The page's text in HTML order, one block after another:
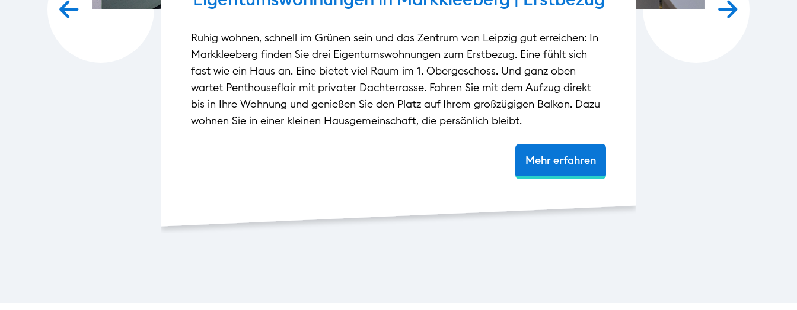
Ruhig wohnen, schnell im Grünen sein und das Zentrum von Leipzig gut erreichen: In
Markkleeberg finden Sie drei Eigentumswohnungen zum Erstbezug. Eine fühlt sich
fast wie ein Haus an. Eine bietet viel Raum im 1. Obergeschoss. Und ganz oben
wartet Penthouseflair mit privater Dachterrasse. Fahren Sie mit dem Aufzug direkt
bis in Ihre Wohnung und genießen Sie den Platz auf Ihrem großzügigen Balkon. Dazu
wohnen Sie in einer kleinen Hausgemeinschaft, die persönlich bleibt.
Mehr erfahren